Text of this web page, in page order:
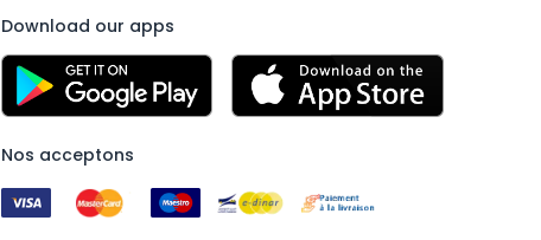
Download our apps
Nos acceptons